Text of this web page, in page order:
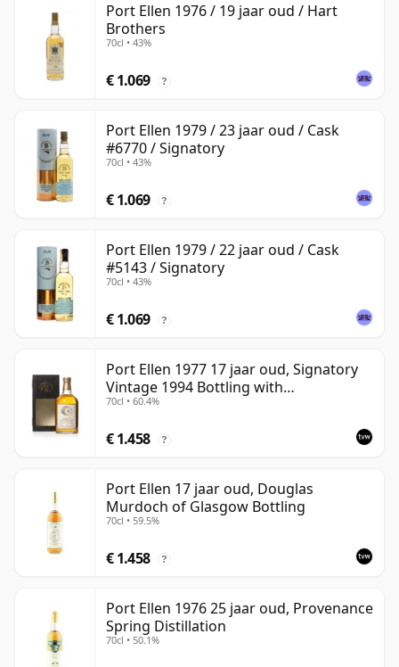
Port Ellen 1976 / 19 jaar oud / Hart
Brothers
70cl • 43%
€ 1.069 ?
Port Ellen 1979 / 23 jaar oud / Cask
#6770 / Signatory
70cl • 43%
€ 1.069 ?
Port Ellen 1979 / 22 jaar oud / Cask
#5143 / Signatory
70cl • 43%
€ 1.069 ?
Port Ellen 1977 17 jaar oud, Signatory
Vintage 1994 Bottling with
Presentation Box - Cask 5560
70cl • 60.4%
€ 1.458 ?
Port Ellen 17 jaar oud, Douglas
Murdoch of Glasgow Bottling
70cl • 59.5%
€ 1.458 ?
Port Ellen 1976 25 jaar oud, Provenance
Spring Distillation
70cl • 50.1%